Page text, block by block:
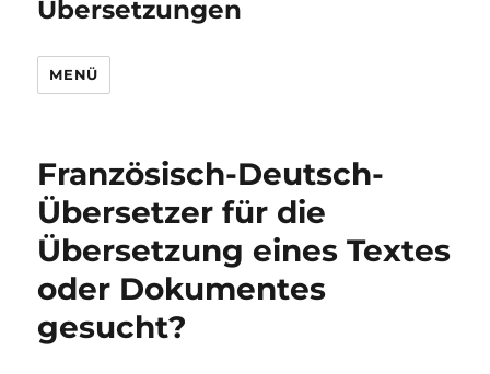
Übersetzungen
MENÜ
Französisch-Deutsch-
Übersetzer für die
Übersetzung eines Textes
oder Dokumentes
gesucht?